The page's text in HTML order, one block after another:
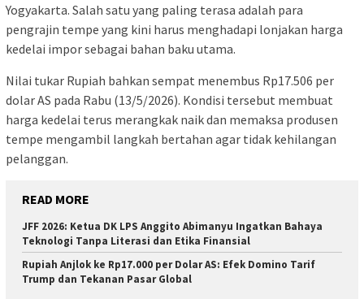
Yogyakarta. Salah satu yang paling terasa adalah para
pengrajin tempe yang kini harus menghadapi lonjakan harga
kedelai impor sebagai bahan baku utama.
Nilai tukar Rupiah bahkan sempat menembus Rp17.506 per
dolar AS pada Rabu (13/5/2026). Kondisi tersebut membuat
harga kedelai terus merangkak naik dan memaksa produsen
tempe mengambil langkah bertahan agar tidak kehilangan
pelanggan.
READ MORE
JFF 2026: Ketua DK LPS Anggito Abimanyu Ingatkan Bahaya
Teknologi Tanpa Literasi dan Etika Finansial
Rupiah Anjlok ke Rp17.000 per Dolar AS: Efek Domino Tarif
Trump dan Tekanan Pasar Global